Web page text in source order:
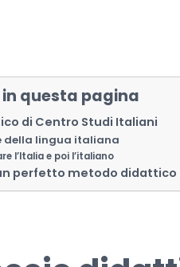
questa pagina
di Centro Studi Italiani
della lingua italiana
l’Italia e poi l’italiano
perfetto metodo didattico